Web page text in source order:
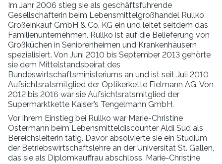
Im Jahr 2006 stieg sie als geschäftsführende
Gesellschafterin beim Lebensmittelgroßhandel Rullko
Großeinkauf GmbH & Co. KG ein und leitet seitdem das
Familienunternehmen. Rullko ist auf die Belieferung von
Großküchen in Seniorenheimen und Krankenhäusern
spezialisiert. Von Juni 2010 bis September 2013 gehörte
sie dem Mittelstandsbeirat des
Bundeswirtschaftsministeriums an und ist seit Juli 2010
Aufsichtsratsmitglied der Optikerkette Fielmann AG. Von
2012 bis 2016 war sie Aufsichtsratsmitglied der
Supermarktkette Kaiser’s Tengelmann GmbH.
Vor ihrem Einstieg bei Rullko war Marie-Christine
Ostermann beim Lebensmitteldiscounter Aldi Süd als
Bereichsleiterin tätig. Davor absolvierte sie ein Studium
der Betriebswirtschaftslehre an der Universität St. Gallen,
das sie als Diplomkauffrau abschloss. Marie-Christine